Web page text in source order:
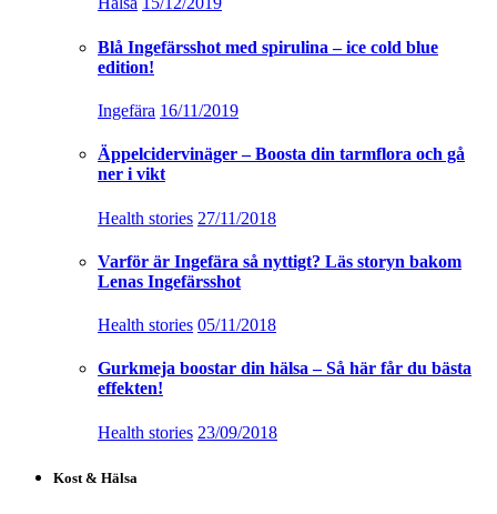
Blå Ingefärsshot med spirulina – ice cold blue
edition!
Ingefära 16/11/2019
Äppelcidervinäger – Boosta din tarmflora och gå
ner i vikt
Health stories 27/11/2018
Varför är Ingefära så nyttigt? Läs storyn bakom
Lenas Ingefärsshot
Health stories 05/11/2018
Gurkmeja boostar din hälsa – Så här får du bästa
effekten!
Health stories 23/09/2018
Kost & Hälsa